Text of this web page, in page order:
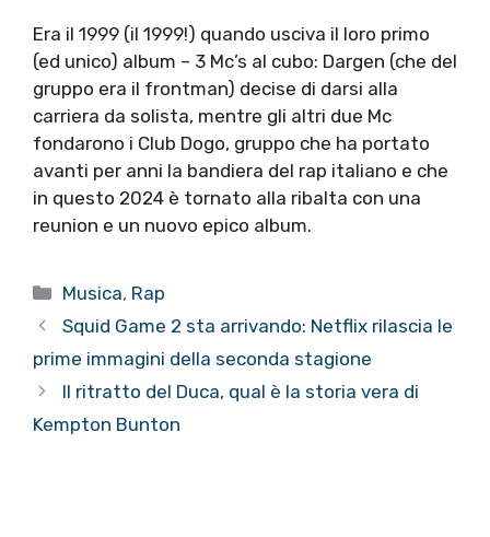
Era il 1999 (il 1999!) quando usciva il loro primo
(ed unico) album – 3 Mc’s al cubo: Dargen (che del
gruppo era il frontman) decise di darsi alla
carriera da solista, mentre gli altri due Mc
fondarono i Club Dogo, gruppo che ha portato
avanti per anni la bandiera del rap italiano e che
in questo 2024 è tornato alla ribalta con una
reunion e un nuovo epico album.
Categorie
Musica, Rap
Squid Game 2 sta arrivando: Netflix rilascia le
prime immagini della seconda stagione
Il ritratto del Duca, qual è la storia vera di
Kempton Bunton